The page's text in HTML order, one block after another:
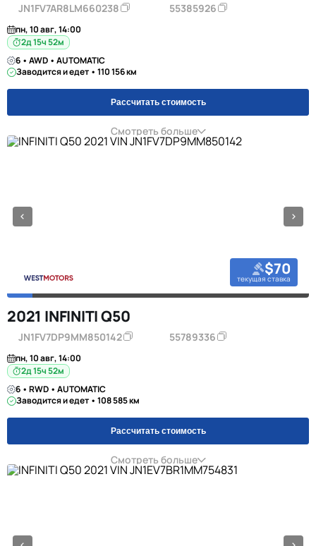
JN1FV7AR8LM660238 55385926
пн, 10 авг, 14:00
2д 15ч 52м
6 • AWD • AUTOMATIC
Заводится и едет • 110 156 км
Рассчитать стоимость
Смотреть больше
$70
текущая ставка
2021 INFINITI Q50
JN1FV7DP9MM850142 55789336
пн, 10 авг, 14:00
2д 15ч 52м
6 • RWD • AUTOMATIC
Заводится и едет • 108 585 км
Рассчитать стоимость
Смотреть больше